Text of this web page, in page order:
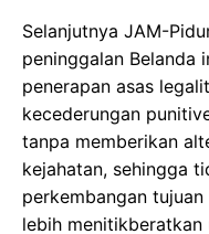
Selanjutnya JAM-
peninggalan Belanda
penerapan asas
kecederungan
tanpa memberikan
kejahatan, sehingga
perkembangan
lebih